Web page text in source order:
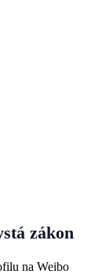
zákon
na Weibo